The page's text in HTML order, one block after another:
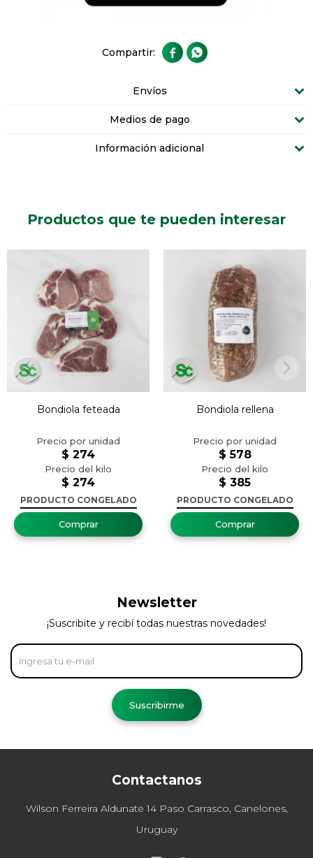
 
Envíos
Medios de pago
Información adicional
Productos que te pueden interesar
Bondiola feteada
$ 274
$ 274
PRODUCTO CONGELADO
Bondiola rellena
$ 385
$ 578
PRODUCTO CONGELADO
Contactanos
Wilson Ferreira Aldunate 14 Paso Carrasco, Canelones,
Uruguay
Newsletter
¡Suscribite y recibí todas nuestras novedades!
Suscribirme